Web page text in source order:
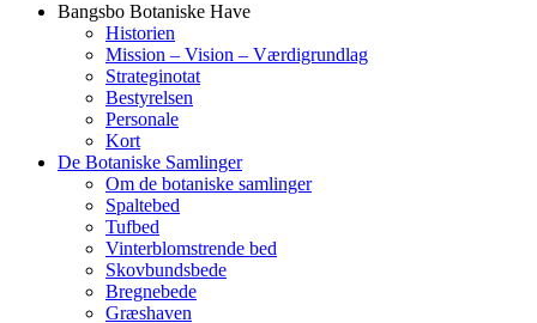
Bangsbo Botaniske Have
Historien
Mission – Vision – Værdigrundlag
Strateginotat
Bestyrelsen
Personale
Kort
De Botaniske Samlinger
Om de botaniske samlinger
Spaltebed
Tufbed
Vinterblomstrende bed
Skovbundsbede
Bregnebede
Græshaven